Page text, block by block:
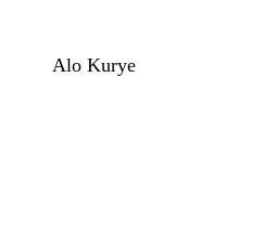
Alo Kurye